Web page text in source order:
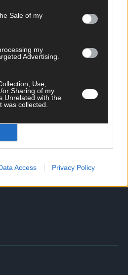
Sale of my
my
Advertising.
Use,
or Sharing of my
Unrelated with the
was collected.
Access Privacy Policy